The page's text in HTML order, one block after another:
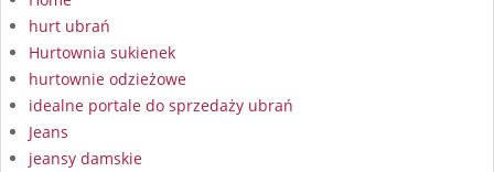
hurt ubrań
Hurtownia sukienek
hurtownie odzieżowe
idealne portale do sprzedaży ubrań
Jeans
jeansy damskie